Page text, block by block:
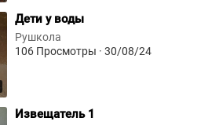
⁣Дети у воды
Рушкола
106 Просмотры · 30/08/24
⁣Извещатель 1